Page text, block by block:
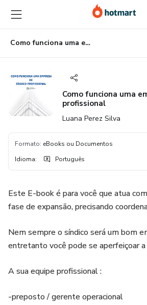
para
o
conteúdo
principal
para
o
pagamento
para
o
rodapé
Como funciona uma empresa de síndico profissional
Como funciona uma
profissional
Luana Perez Silva
Formato: eBooks ou Documentos
Idioma: Português
Este E-book é para você que atua
fase de expansão, precisando
Nem sempre o síndico será um bom
entretanto você pode se aperfeiçoar
A sua equipe profissional :
-preposto / gerente operacional